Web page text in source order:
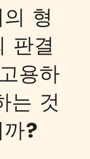
대한 청문회 일
요하지 않다고 판
형
판결
용하
는 것
?